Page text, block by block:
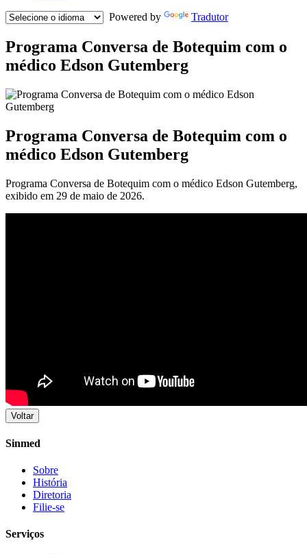
Powered by
Tradutor
Programa Conversa de Botequim com o
médico Edson Gutemberg
Programa Conversa de Botequim com o
médico Edson Gutemberg
Programa Conversa de Botequim com o médico Edson Gutemberg,
exibido em 29 de maio de 2026.
Voltar
Sinmed
Sobre
História
Diretoria
Filie-se
Serviços